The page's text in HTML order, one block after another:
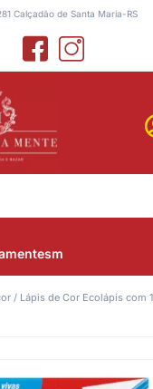
Calçadão de Santa Maria-RS
/ Lápis de Cor Ecolápis com